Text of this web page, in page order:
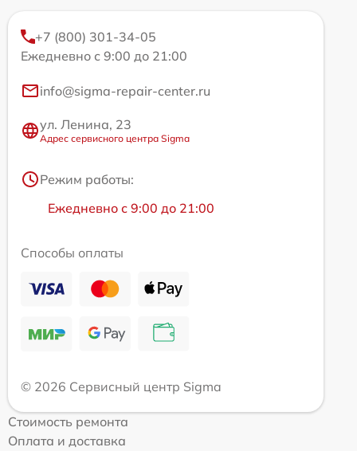
+7 (800) 301-34-05
Ежедневно с 9:00 до 21:00
info@sigma-repair-center.ru
ул. Ленина, 23
Адрес сервисного центра Sigma
Режим работы:
Ежедневно с 9:00 до 21:00
Способы оплаты
© 2026 Сервисный центр Sigma
Стоимость ремонта
Оплата и доставка